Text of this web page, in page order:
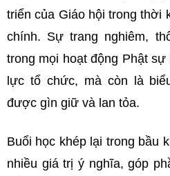
triển của Giáo hội trong thời
chính. Sự trang nghiêm,
trong mọi hoạt động Phật
lực tổ chức, mà còn là
được gìn giữ và lan tỏa.
Buổi học khép lại trong bầu
nhiều giá trị ý nghĩa, góp